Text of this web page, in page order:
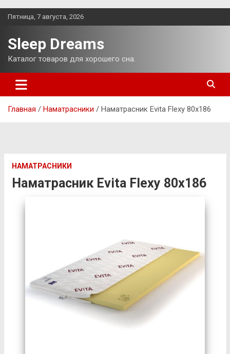
Перейти
Пятница, 7 августа, 2026
Sleep Dreams
Каталог товаров для хорошего сна.
Главная Наматрасники Наматрасник Evita Flexy 80х186
НАМАТРАСНИКИ
Наматрасник Evita Flexy 80х186